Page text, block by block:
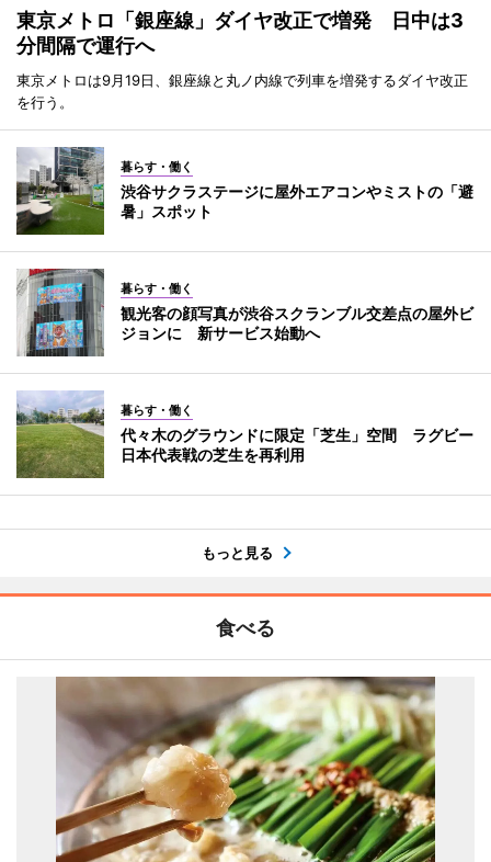
東京メトロ「銀座線」ダイヤ改正で増発 日中は3
分間隔で運行へ
東京メトロは9月19日、銀座線と丸ノ内線で列車を増発するダイヤ改正
を行う。
暮らす・働く
渋谷サクラステージに屋外エアコンやミストの「避
暑」スポット
暮らす・働く
観光客の顔写真が渋谷スクランブル交差点の屋外ビ
ジョンに 新サービス始動へ
暮らす・働く
代々木のグラウンドに限定「芝生」空間 ラグビー
日本代表戦の芝生を再利用
もっと見る
食べる